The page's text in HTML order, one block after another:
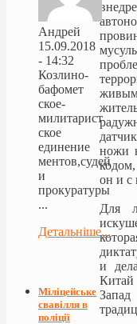
ножи
он и с
Для
и
Андрей
15.09.2018
- 14:32
Козлино-
бафомет
ское-
милитарист
ское
единение
ментов,судей
и
прокуратуры
...
Детальніше...
Міліцейське
свавілля в
поліції